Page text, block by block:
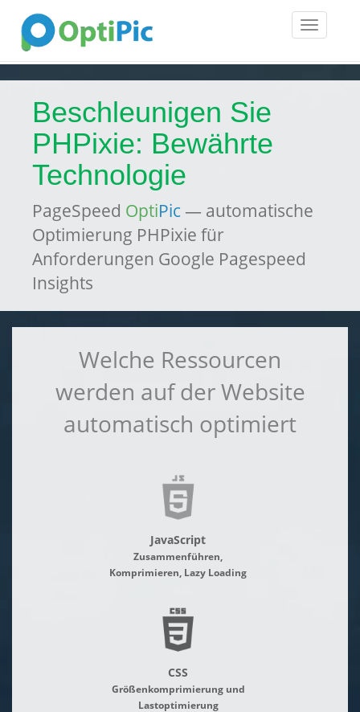
Toggle
Beschleunigen Sie
PHPixie: Bewährte
Technologie
PageSpeed OptiPic — automatische
Optimierung PHPixie für
Anforderungen Google Pagespeed
Insights
Welche Ressourcen
werden auf der Website
automatisch optimiert
JavaScript
Zusammenführen,
Komprimieren, Lazy Loading
CSS
Größenkomprimierung und
Lastoptimierung